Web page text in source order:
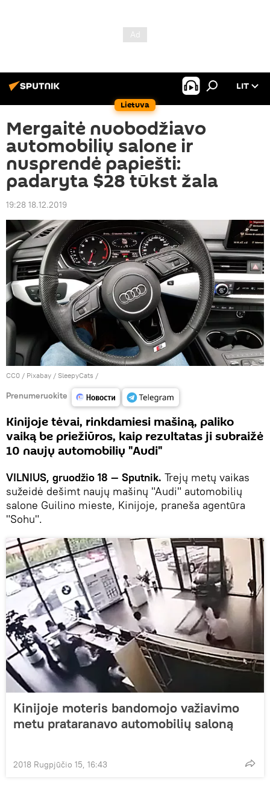
Lietuva
LIT
Mergaitė nuobodžiavo
automobilių salone ir
nusprendė papiešti:
padaryta $28 tūkst žala
19:28 18.12.2019
CC0 / Рixabay / SleepyCats /
Prenumeruokite
Kinijoje tėvai, rinkdamiesi mašiną, paliko
vaiką be priežiūros, kaip rezultatas ji subraižė
10 naujų automobilių "Audi"
VILNIUS, gruodžio 18 — Sputnik. Trejų metų vaikas
sužeidė dešimt naujų mašinų "Audi" automobilių
salone Guilino mieste, Kinijoje, praneša agentūra
"Sohu".
Kinijoje moteris bandomojo važiavimo
metu prataranavo automobilių saloną
2018 Rugpjūčio 15, 16:43